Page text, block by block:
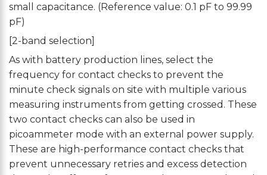
small capacitance. (Reference value: 0.1 pF to 99.99
pF)
[2-band selection]
As with battery production lines, select the
frequency for contact checks to prevent the
minute check signals on site with multiple various
measuring instruments from getting crossed. These
two contact checks can also be used in
picoammeter mode with an external power supply.
These are high-performance contact checks that
prevent unnecessary retries and excess detection